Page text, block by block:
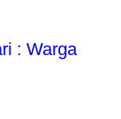
: Warga